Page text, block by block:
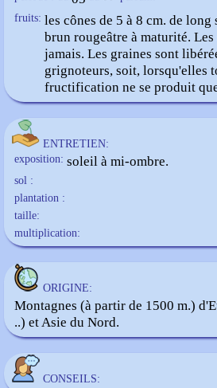
fruits: les cônes de 5 à 8 cm. de
brun rougeâtre à maturité.
jamais. Les graines sont
grignoteurs, soit, lorsqu'elles
fructification ne se produit
ENTRETIEN:
exposition: soleil à mi-ombre.
sol :
plantation :
taille:
multiplication:
ORIGINE:
Montagnes (à partir de 1500 m.)
..) et Asie du Nord.
CONSEILS: